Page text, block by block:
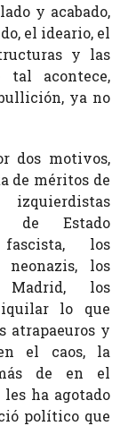
y acabado,
el ideario, el
y las
tal acontece,
ya no
dos motivos,
de méritos de
de Estado
los
neonazis, los
Madrid, los
lo que
atrapaeuros y
el caos, la
de en el
ha agotado
político que